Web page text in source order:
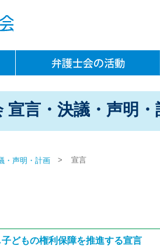
宣言・決議・声明・
・声明・計画> 宣言
どもの権利保障を推進する宣言